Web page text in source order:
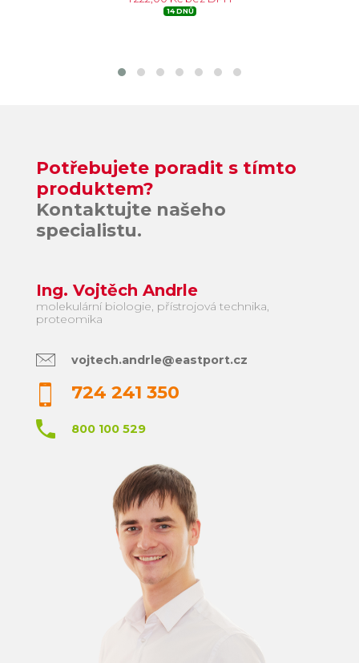
14 DNŮ
Potřebujete poradit s tímto
produktem?
Kontaktujte našeho
specialistu.
Ing. Vojtěch Andrle
molekulární biologie, přístrojová technika,
proteomika
vojtech.andrle@eastport.cz
724 241 350
800 100 529